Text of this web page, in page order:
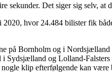
sekunder. Det siger sig selv,
hvor 24.484 bilister fik
på Bornholm og i
og Lolland-
klip efterfølgende kan være